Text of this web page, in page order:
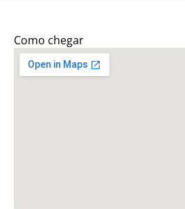
Como chegar